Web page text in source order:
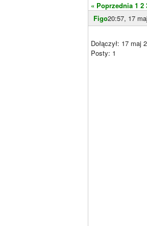
« Poprzednia 1 2
Figo20:57, 17
Dołączył: 17 maj
Posty: 1